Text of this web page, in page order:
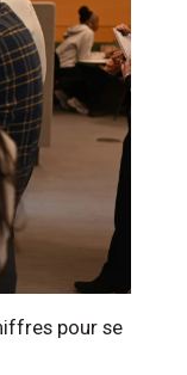
pour se